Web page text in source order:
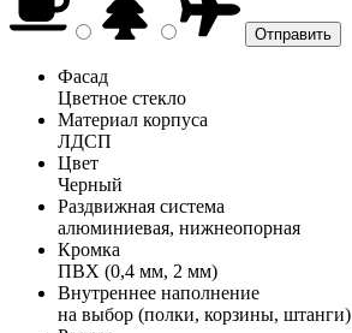
Фасад
Цветное стекло
Материал корпуса
ЛДСП
Цвет
Черный
Раздвижная система
алюминиевая, нижнеопорная
Кромка
ПВХ (0,4 мм, 2 мм)
Внутреннее наполнение
на выбор (полки, корзины, штанги)